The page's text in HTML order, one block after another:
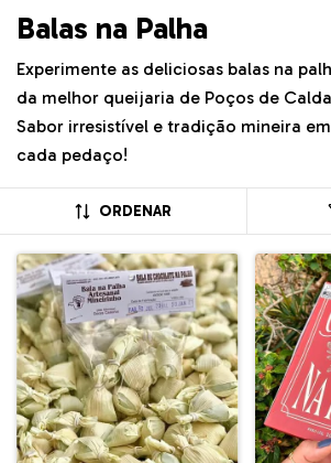
Balas na Palha
Experimente as deliciosas balas na
da melhor queijaria de Poços de
Sabor irresistível e tradição mineira em
cada pedaço!
ORDENAR